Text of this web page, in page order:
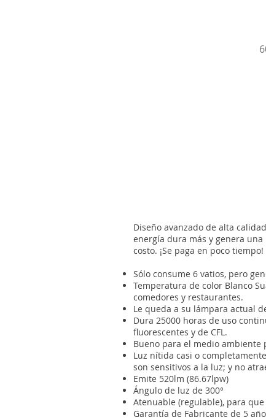
Diseño avanzado de alta
energía dura más y genera
costo. ¡Se paga en poco tiempo!
Sólo consume 6 vatios, pero
Temperatura de color Blanco
comedores y restaurantes.
Le queda a su lámpara actual
Dura 25000 horas de uso
fluorescentes y de CFL.
Bueno para el medio
Luz nítida casi o
son sensitivos a la luz; y no
Emite 520lm (86.67lpw)
Ángulo de luz de 300°
Atenuable (regulable), para
Garantía de Fabricante de 5